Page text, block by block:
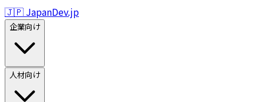
🇯🇵 JapanDev.jp
企業向け
人材向け